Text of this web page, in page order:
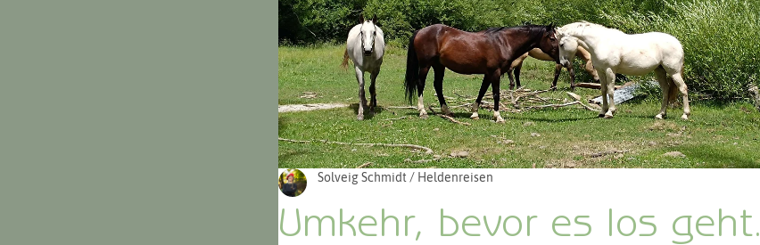
Umkehr, bevor es los geht.
Solveig Schmidt / Heldenreisen